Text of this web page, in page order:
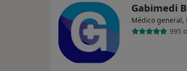
Gabimedi
Médico general,
995